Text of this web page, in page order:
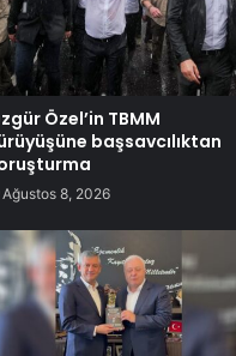
Özel’in TBMM
başsavcılıktan
Ağustos 8, 2026